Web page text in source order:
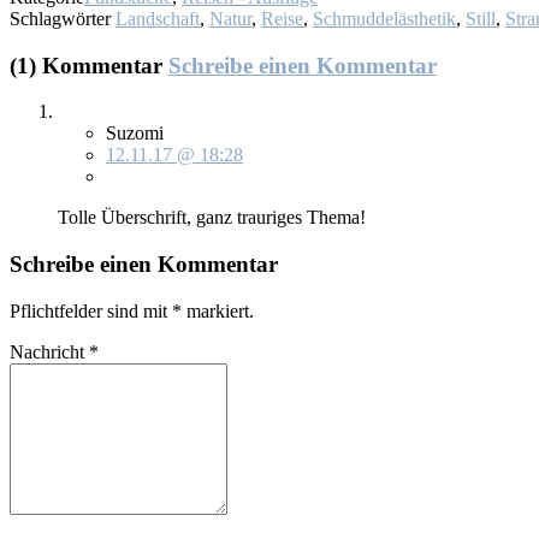
Schlagwörter Landschaft, Natur, Reise, Schmuddelästhetik, Still,
(1) Kommentar Schreibe einen Kommentar
Suzomi
12.11.17 @ 18:28
Tol­le Über­schrift, ganz trau­ri­ges The­ma!
Schreibe einen Kommentar
Pflichtfelder sind mit * markiert.
Nachricht *